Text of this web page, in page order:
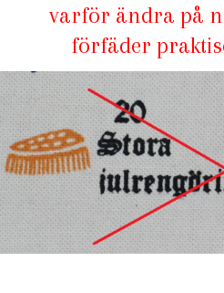
varför ändra på
förfäder